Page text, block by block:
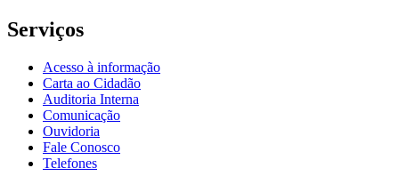
Serviços
Acesso à informação
Carta ao Cidadão
Auditoria Interna
Comunicação
Ouvidoria
Fale Conosco
Telefones